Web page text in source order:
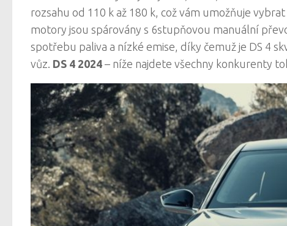
rozsahu od 110 k až 180 k, což vám umožňuje
motory jsou spárovány s 6stupňovou manuální
spotřebu paliva a nízké emise, díky čemuž je DS 4
vůz. DS 4 2024 – níže najdete všechny konkurenty